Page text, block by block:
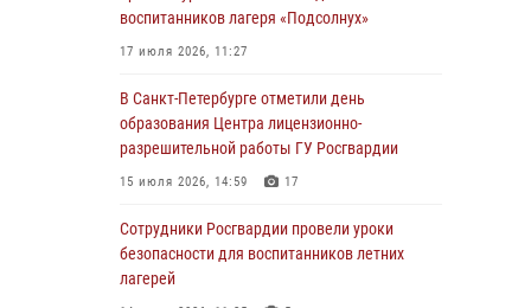
Сотрудники ГУ Росгвардии приняли участие в
боевому самбо
03 августа 2026, 10:07 7 1
В Ленобласти сотрудники ОМОН Росгвардии
профилактического мероприятия
03 августа 2026, 09:16 5
В Петербурге сотрудники Росгвардии
воспитанников лагеря «Подсолнух»
17 июля 2026, 11:27
В Санкт-Петербурге отметили день
образования Центра лицензионно-
разрешительной работы ГУ Росгвардии
15 июля 2026, 14:59 17
Сотрудники Росгвардии провели уроки
безопасности для воспитанников летних
лагерей